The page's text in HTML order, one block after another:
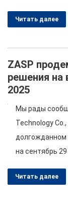
Вот
Читать далее
ZASP
решения на
2025
Мы рады
Technology
долгожданном
на сентябрь
ознакомиться
Читать далее